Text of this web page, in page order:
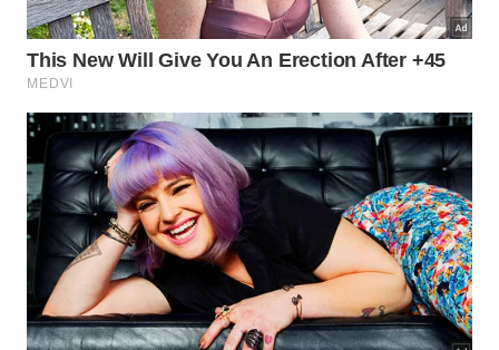
Além da hidratação, alguns exercícios simples
podem estimular a musculatura da região do
pescoço e do colo. A prática frequente ajuda a
mais firme ao longo do tempo.
Para potencializar os cuidados naturais, vale incluir
os seguintes hábitos na rotina:
Realizar massagens suaves com movimentos
ascendentes.
Manter uma boa ingestão de água durante o dia.
Consumir alimentos ricos em vitamina C.